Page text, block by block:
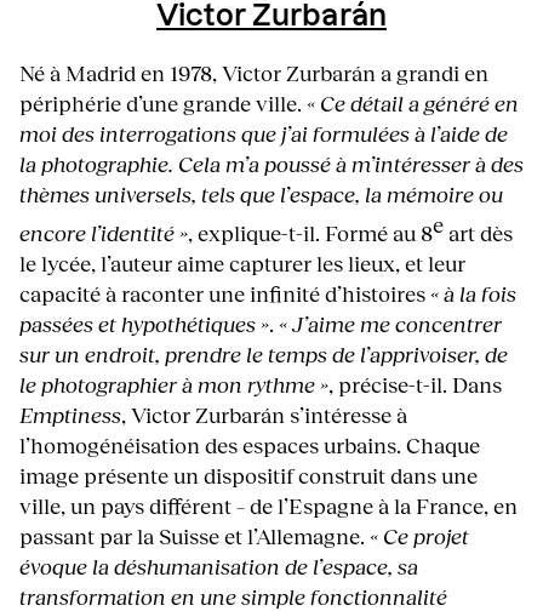
Victor Zurbarán
Né à Madrid en 1978, Victor Zurbarán a grandi en
périphérie d’une grande ville. « Ce détail a généré en
moi des interrogations que j’ai formulées à l’aide de
la photographie. Cela m’a poussé à m’intéresser à des
thèmes universels, tels que l’espace, la mémoire ou
encore l’identité », explique-t-il. Formé au 8e art dès
le lycée, l’auteur aime capturer les lieux, et leur
capacité à raconter une infinité d’histoires « à la fois
passées et hypothétiques ». « J’aime me concentrer
sur un endroit, prendre le temps de l’apprivoiser, de
le photographier à mon rythme », précise-t-il. Dans
Emptiness, Victor Zurbarán s’intéresse à
l’homogénéisation des espaces urbains. Chaque
image présente un dispositif construit dans une
ville, un pays différent – de l’Espagne à la France, en
passant par la Suisse et l’Allemagne. « Ce projet
évoque la déshumanisation de l’espace, sa
transformation en une simple fonctionnalité